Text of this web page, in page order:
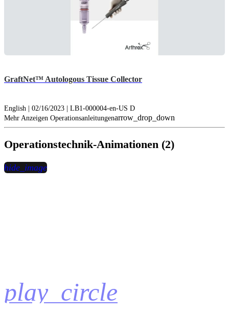
GraftNet™ Autologous Tissue Collector
English | 02/16/2023 | LB1-000004-en-US D
Mehr Anzeigen Operationsanleitungenarrow_drop_down
Operationstechnik-Animationen (2)
play_circle
hide_image